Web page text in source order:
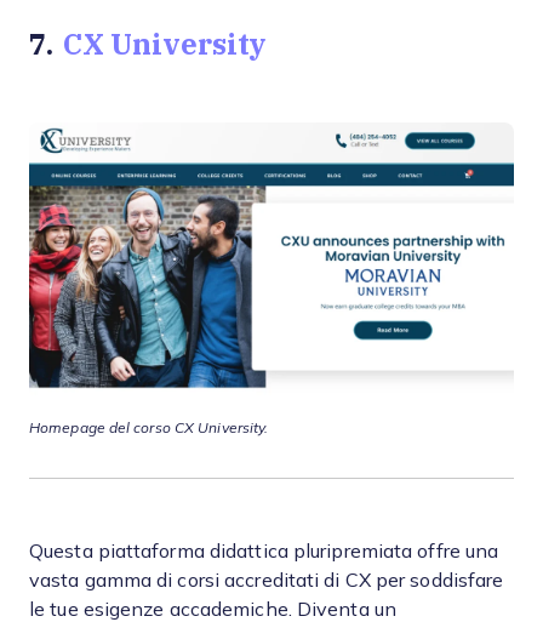
7. CX University
Homepage del corso CX University.
Questa piattaforma didattica pluripremiata offre una
vasta gamma di corsi accreditati di CX per soddisfare
le tue esigenze accademiche. Diventa un